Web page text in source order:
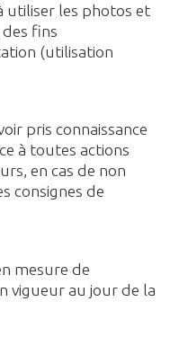
utiliser les photos et
fins
(utilisation
pris connaissance
à toutes actions
en cas de non
consignes de
mesure de
vigueur au jour de la